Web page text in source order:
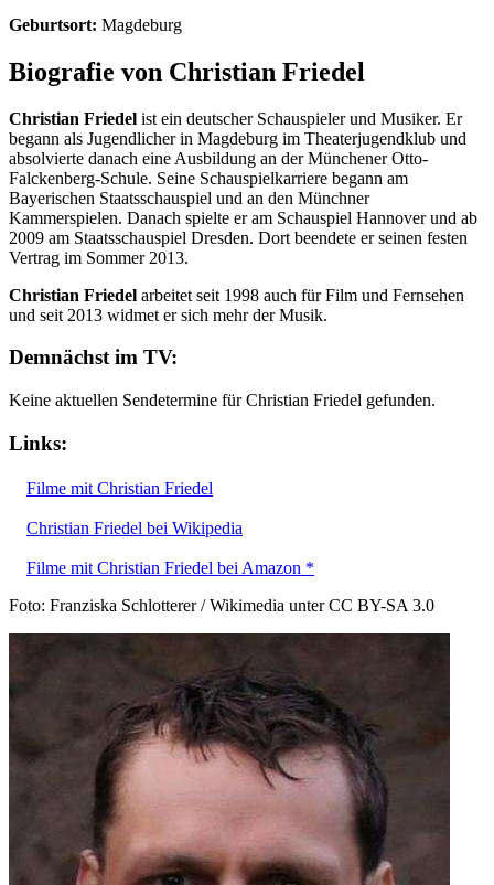
Geburtsort: Magdeburg
Biografie von Christian Friedel
Christian Friedel ist ein deutscher Schauspieler und Musiker. Er
begann als Jugendlicher in Magdeburg im Theaterjugendklub und
absolvierte danach eine Ausbildung an der Münchener Otto-
Falckenberg-Schule. Seine Schauspielkarriere begann am
Bayerischen Staatsschauspiel und an den Münchner
Kammerspielen. Danach spielte er am Schauspiel Hannover und ab
2009 am Staatsschauspiel Dresden. Dort beendete er seinen festen
Vertrag im Sommer 2013.
Christian Friedel arbeitet seit 1998 auch für Film und Fernsehen
und seit 2013 widmet er sich mehr der Musik.
Demnächst im TV:
Keine aktuellen Sendetermine für Christian Friedel gefunden.
Links:
Filme mit Christian Friedel
Christian Friedel bei Wikipedia
Filme mit Christian Friedel bei Amazon *
Foto: Franziska Schlotterer / Wikimedia unter CC BY-SA 3.0